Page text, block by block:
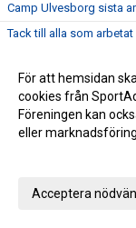
Camp Ulvesborg sista
Tack till alla som
anmäla!
Sommaruppehåll 2022
En bra halvlek räckte
Johan Åhnborg kliver
För att hemsidan
cookies från
Föreningen kan
eller
Acceptera